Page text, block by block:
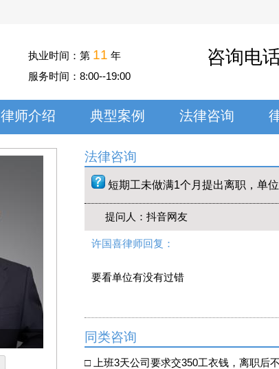
执业时间：第 11 年
服务时间： 8:00--19:00
咨询电话
律师介绍 典型案例 法律咨询
法律咨询
短期工未做满1个月提出离职，单
提问人：抖音网友
许国喜律师回复：
要看单位有没有过错
同类咨询
□ 上班3天公司要求交350工衣钱，离职后